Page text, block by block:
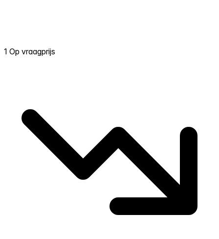
1 Op vraagprijs